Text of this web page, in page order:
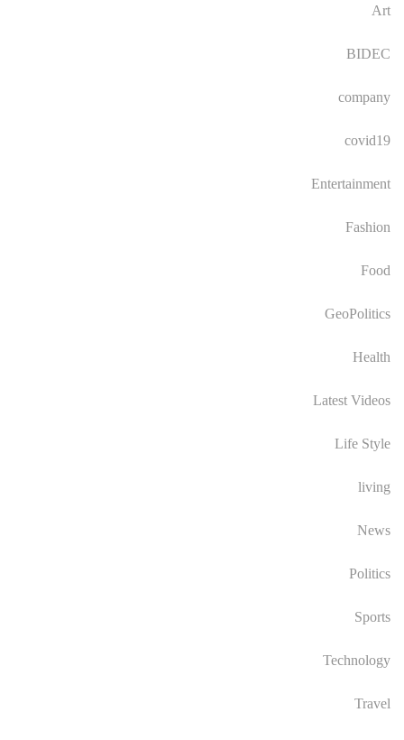
Art
BIDEC
company
covid19
Entertainment
Fashion
Food
GeoPolitics
Health
Latest Videos
Life Style
living
News
Politics
Sports
Technology
Travel